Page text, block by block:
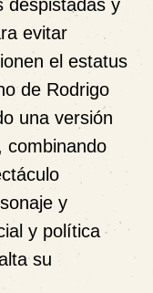
despistadas y
evitar
el estatus
de Rodrigo
una versión
combinando
y
y política
su